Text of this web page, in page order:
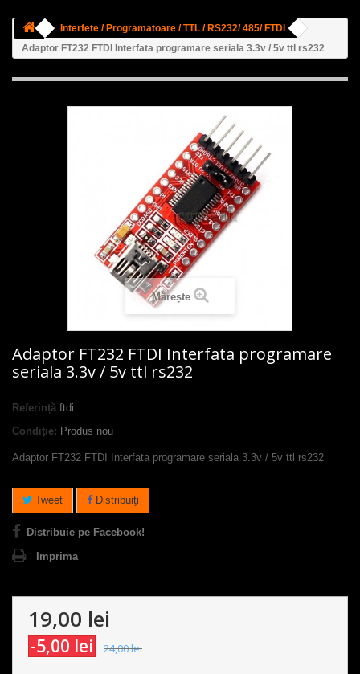
Interfete / Programatoare / TTL / RS232/ 485/ FTDI
Adaptor FT232 FTDI Interfata programare seriala 3.3v / 5v ttl rs232
Mărește
Adaptor FT232 FTDI Interfata programare
seriala 3.3v / 5v ttl rs232
Referință ftdi
Condiție: Produs nou
Adaptor FT232 FTDI Interfata programare seriala 3.3v / 5v ttl rs232
Tweet Distribuiţi
Distribuie pe Facebook!
Imprima
19,00 lei
-5,00 lei 24,00 lei